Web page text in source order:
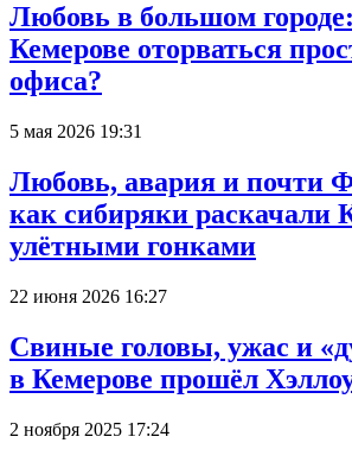
Любовь в большом
Кемерове оторваться
офиса?
5 мая 2026 19:31
Любовь, авария и почти
как сибиряки раскачали
улётными гонками
22 июня 2026 16:27
Свиные головы, ужас и
в Кемерове прошёл
2 ноября 2025 17:24